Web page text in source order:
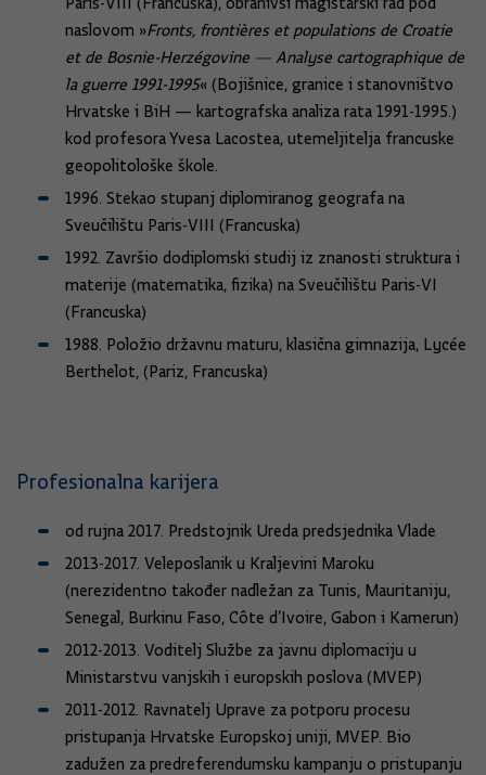
naslovom »Fronts, frontières et populations de Croatie
et de Bosnie-Herzégovine — Analyse cartographique de
la guerre 1991-1995« (Bojišnice, granice i stanovništvo
Hrvatske i BiH — kartografska analiza rata 1991-1995.)
kod profesora Yvesa Lacostea, utemeljitelja francuske
geopolitološke škole.
1996. Stekao stupanj diplomiranog geografa na
Sveučilištu Paris-VIII (Francuska)
1992. Završio dodiplomski studij iz znanosti struktura i
materije (matematika, fizika) na Sveučilištu Paris-VI
(Francuska)
1988. Položio državnu maturu, klasična gimnazija, Lycée
Berthelot, (Pariz, Francuska)
Profesionalna karijera
od rujna 2017. Predstojnik Ureda predsjednika Vlade
2013-2017. Veleposlanik u Kraljevini Maroku
(nerezidentno također nadležan za Tunis, Mauritaniju,
Senegal, Burkinu Faso, Côte d’Ivoire, Gabon i Kamerun)
2012-2013. Voditelj Službe za javnu diplomaciju u
Ministarstvu vanjskih i europskih poslova (MVEP)
2011-2012. Ravnatelj Uprave za potporu procesu
pristupanja Hrvatske Europskoj uniji, MVEP. Bio
zadužen za predreferendumsku kampanju o pristupanju